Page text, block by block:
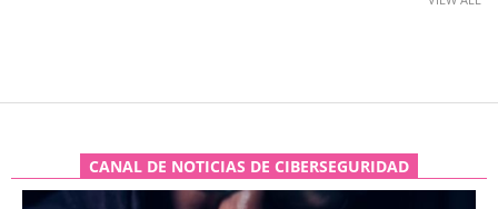
CANAL DE NOTICIAS DE CIBERSEGURIDAD